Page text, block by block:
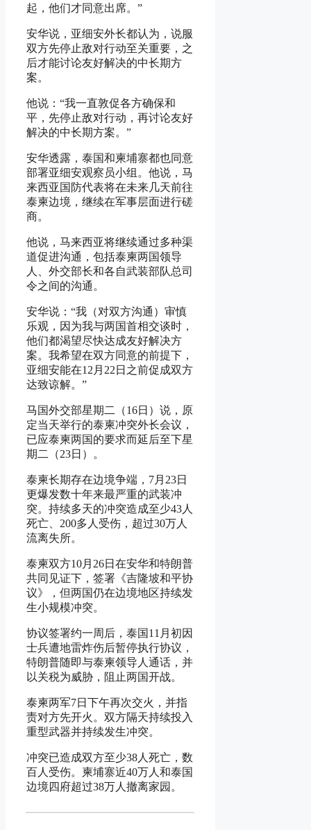
起，他们才同意出席。”
安华说，亚细安外长都认为，说服
双方先停止敌对行动至关重要，之
后才能讨论友好解决的中长期方
案。
他说：“我一直敦促各方确保和
平，先停止敌对行动，再讨论友好
解决的中长期方案。”
安华透露，泰国和柬埔寨都也同意
部署亚细安观察员小组。他说，马
来西亚国防代表将在未来几天前往
泰柬边境，继续在军事层面进行磋
商。
他说，马来西亚将继续通过多种渠
道促进沟通，包括泰柬两国领导
人、外交部长和各自武装部队总司
令之间的沟通。
安华说：“我（对双方沟通）审慎
乐观，因为我与两国首相交谈时，
他们都渴望尽快达成友好解决方
案。我希望在双方同意的前提下，
亚细安能在12月22日之前促成双方
达致谅解。”
马国外交部星期二（16日）说，原
定当天举行的泰柬冲突外长会议，
已应泰柬两国的要求而延后至下星
期二（23日）。
泰柬长期存在边境争端，7月23日
更爆发数十年来最严重的武装冲
突。持续多天的冲突造成至少43人
死亡、200多人受伤，超过30万人
流离失所。
泰柬双方10月26日在安华和特朗普
共同见证下，签署《吉隆坡和平协
议》，但两国仍在边境地区持续发
生小规模冲突。
协议签署约一周后，泰国11月初因
士兵遭地雷炸伤后暂停执行协议，
特朗普随即与泰柬领导人通话，并
以关税为威胁，阻止两国开战。
泰柬两军7日下午再次交火，并指
责对方先开火。双方隔天持续投入
重型武器并持续发生冲突。
冲突已造成双方至少38人死亡，数
百人受伤。柬埔寨近40万人和泰国
边境四府超过38万人撤离家园。